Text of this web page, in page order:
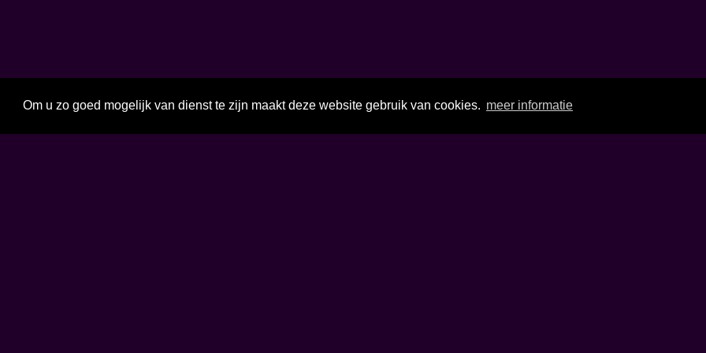
Om u zo goed mogelijk van dienst te zijn maakt deze website gebruik van cookies. meer informatie